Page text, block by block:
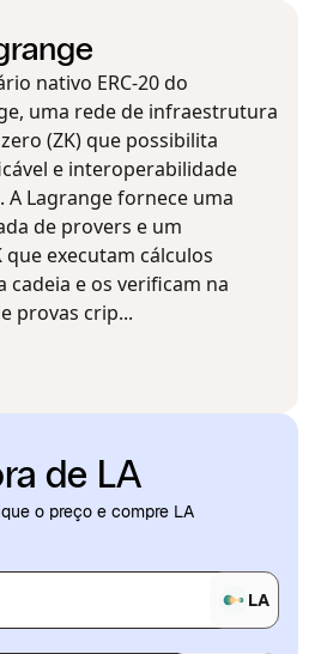
nativo ERC-20 do
uma rede de infraestrutura
(ZK) que possibilita
e interoperabilidade
A Lagrange fornece uma
de provers e um
executam cálculos
cadeia e os verificam na
provas crip...
de LA
o preço e compre LA
LA